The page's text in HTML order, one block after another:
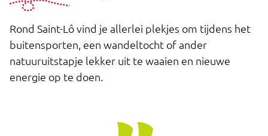
Rond Saint-Lô vind je allerlei plekjes om tijdens het
buitensporten, een wandeltocht of ander
natuuruitstapje lekker uit te waaien en nieuwe
energie op te doen.